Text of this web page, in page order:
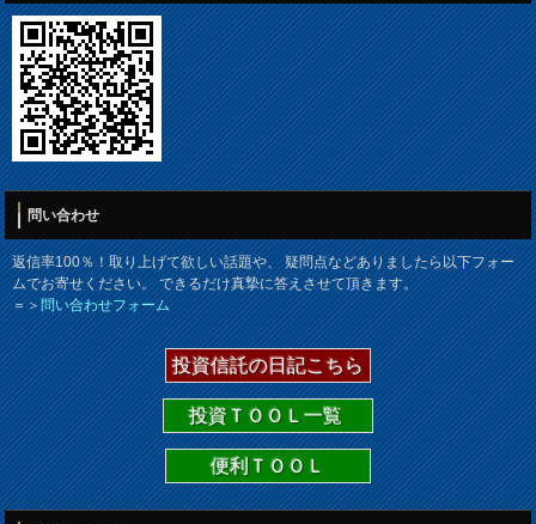
問い合わせ
返信率100％！取り上げて欲しい話題や、 疑問点などありましたら以下フォー
ムでお寄せください。 できるだけ真摯に答えさせて頂きます。
＝＞問い合わせフォーム
投資信託の日記こちら
投資ＴＯＯＬ一覧
便利ＴＯＯＬ